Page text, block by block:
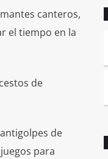
canteros,
el tiempo en la
de
de
para